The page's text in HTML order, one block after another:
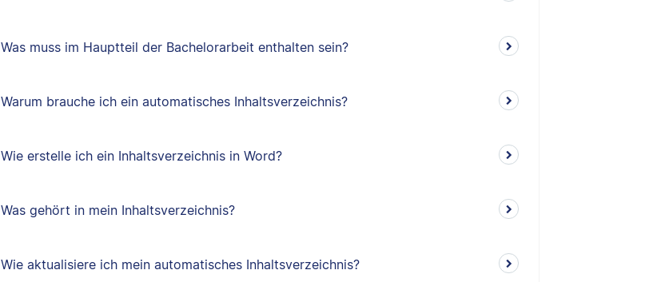
Was muss im Hauptteil der Bachelorarbeit enthalten sein?
Warum brauche ich ein automatisches Inhaltsverzeichnis?
Wie erstelle ich ein Inhaltsverzeichnis in Word?
Was gehört in mein Inhaltsverzeichnis?
Wie aktualisiere ich mein automatisches Inhaltsverzeichnis?